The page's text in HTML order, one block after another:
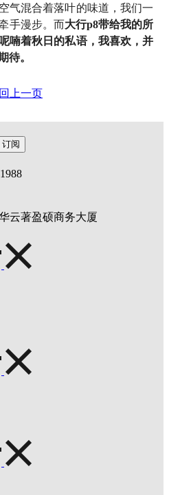
气混合着落叶的味道，我们一
手漫步。而大行p8带给我的所
喃着秋日的私语，我喜欢，并
待。
上一页
订阅
云著盈硕商务大厦